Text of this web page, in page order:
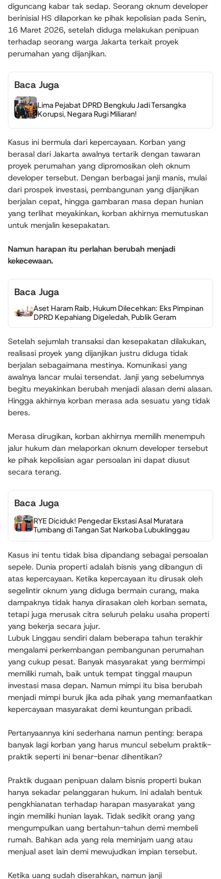
diguncang kabar tak sedap. Seorang oknum developer
berinisial HS dilaporkan ke pihak kepolisian pada Senin,
16 Maret 2026, setelah diduga melakukan penipuan
terhadap seorang warga Jakarta terkait proyek
perumahan yang dijanjikan.
Baca Juga
Lima Pejabat DPRD Bengkulu Jadi Tersangka
Korupsi, Negara Rugi Miliaran!
Kasus ini bermula dari kepercayaan. Korban yang
berasal dari Jakarta awalnya tertarik dengan tawaran
proyek perumahan yang dipromosikan oleh oknum
developer tersebut. Dengan berbagai janji manis, mulai
dari prospek investasi, pembangunan yang dijanjikan
berjalan cepat, hingga gambaran masa depan hunian
yang terlihat meyakinkan, korban akhirnya memutuskan
untuk menjalin kesepakatan.
Namun harapan itu perlahan berubah menjadi
kekecewaan.
Baca Juga
Aset Haram Raib, Hukum Dilecehkan: Eks Pimpinan
DPRD Kepahiang Digeledah, Publik Geram
Setelah sejumlah transaksi dan kesepakatan dilakukan,
realisasi proyek yang dijanjikan justru diduga tidak
berjalan sebagaimana mestinya. Komunikasi yang
awalnya lancar mulai tersendat. Janji yang sebelumnya
begitu meyakinkan berubah menjadi alasan demi alasan.
Hingga akhirnya korban merasa ada sesuatu yang tidak
beres.
Merasa dirugikan, korban akhirnya memilih menempuh
jalur hukum dan melaporkan oknum developer tersebut
ke pihak kepolisian agar persoalan ini dapat diusut
secara terang.
Baca Juga
RYE Diciduk! Pengedar Ekstasi Asal Muratara
Tumbang di Tangan Sat Narkoba Lubuklinggau
Kasus ini tentu tidak bisa dipandang sebagai persoalan
sepele. Dunia properti adalah bisnis yang dibangun di
atas kepercayaan. Ketika kepercayaan itu dirusak oleh
segelintir oknum yang diduga bermain curang, maka
dampaknya tidak hanya dirasakan oleh korban semata,
tetapi juga merusak citra seluruh pelaku usaha properti
yang bekerja secara jujur.
Lubuk Linggau sendiri dalam beberapa tahun terakhir
mengalami perkembangan pembangunan perumahan
yang cukup pesat. Banyak masyarakat yang bermimpi
memiliki rumah, baik untuk tempat tinggal maupun
investasi masa depan. Namun mimpi itu bisa berubah
menjadi mimpi buruk jika ada pihak yang memanfaatkan
kepercayaan masyarakat demi keuntungan pribadi.
Pertanyaannya kini sederhana namun penting: berapa
banyak lagi korban yang harus muncul sebelum praktik-
praktik seperti ini benar-benar dihentikan?
Praktik dugaan penipuan dalam bisnis properti bukan
hanya sekadar pelanggaran hukum. Ini adalah bentuk
pengkhianatan terhadap harapan masyarakat yang
ingin memiliki hunian layak. Tidak sedikit orang yang
mengumpulkan uang bertahun-tahun demi membeli
rumah. Bahkan ada yang rela meminjam uang atau
menjual aset lain demi mewujudkan impian tersebut.
Ketika uang sudah diserahkan, namun janji